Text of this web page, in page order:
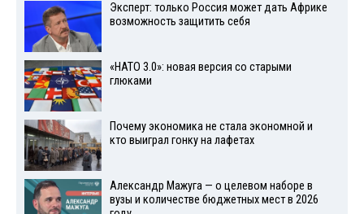
Эксперт: только Россия может дать Африке
возможность защитить себя
«НАТО 3.0»: новая версия со старыми
глюками
Почему экономика не стала экономной и
кто выиграл гонку на лафетах
Александр Мажуга — о целевом наборе в
вузы и количестве бюджетных мест в 2026